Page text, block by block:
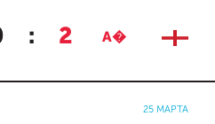
: 2 А�
25 МАРТА